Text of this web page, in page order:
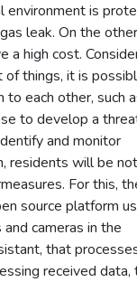
environment is
leak. On the
a high cost.
of things, it is
each other, such
to develop a
and monitor
residents will be
For this,
source platform
cameras in the
that
received data,